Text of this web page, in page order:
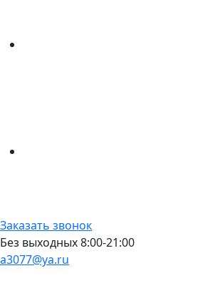
Заказать звонок
Без выходных 8:00-21:00
a3077@ya.ru